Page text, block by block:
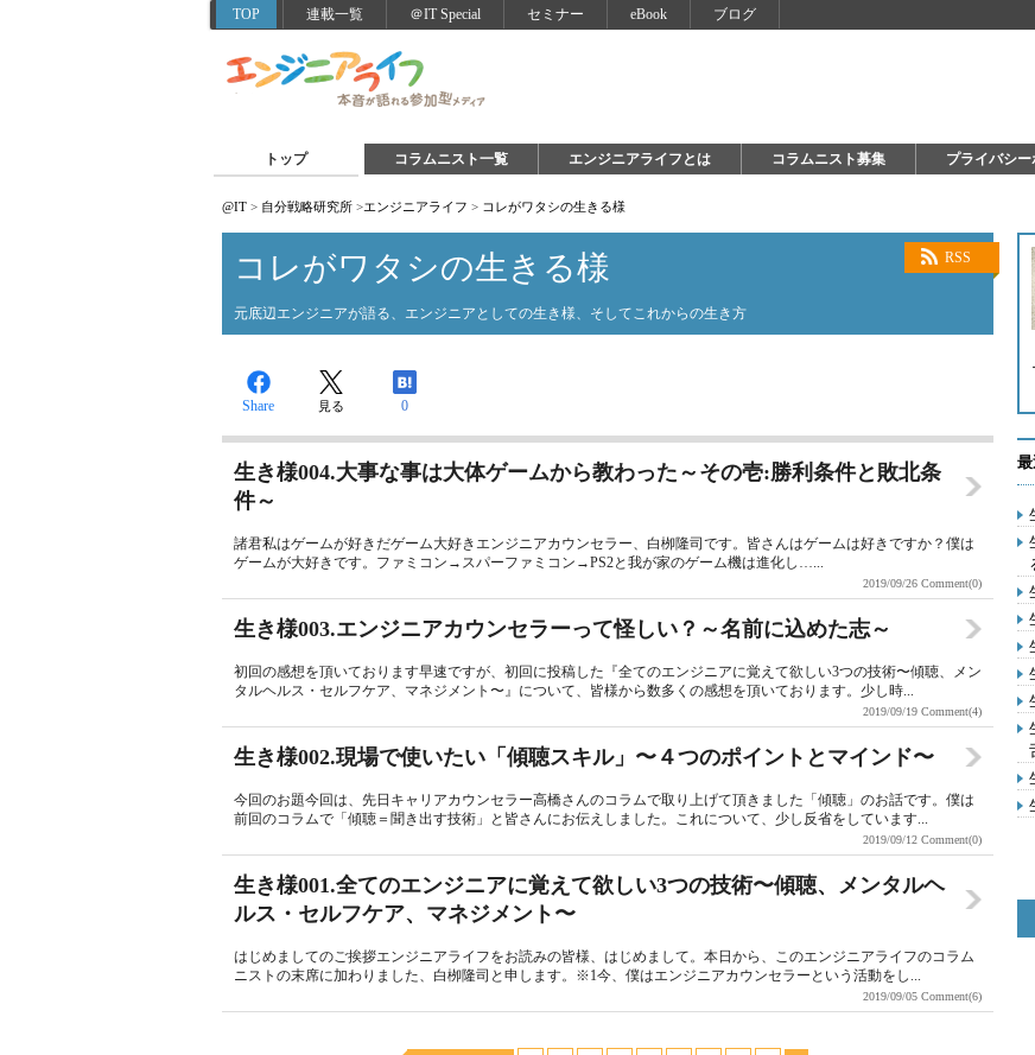
TOP 連載一覧 ＠IT Special セミナー eBook ブログ
トップ コラムニスト一覧 エンジニアライフとは コラムニスト募集 プライバシ
@IT > 自分戦略研究所 >エンジニアライフ > コレがワタシの生きる様
RSS
コレがワタシの生きる様
元底辺エンジニアが語る、エンジニアとしての生き様、そしてこれからの生き方
Share 見る 0
生き様004.大事な事は大体ゲームから教わった～その壱:勝利条件と敗北条
件～
諸君私はゲームが好きだゲーム大好きエンジニアカウンセラー、白栁隆司です。皆さんはゲームは好きですか？僕は
ゲームが大好きです。ファミコン→スパーファミコン→PS2と我が家のゲーム機は進化し…...
2019/09/26 Comment(0)
生き様003.エンジニアカウンセラーって怪しい？～名前に込めた志～
初回の感想を頂いております早速ですが、初回に投稿した『全てのエンジニアに覚えて欲しい3つの技術〜傾聴、メン
タルヘルス・セルフケア、マネジメント〜』について、皆様から数多くの感想を頂いております。少し時...
2019/09/19 Comment(4)
生き様002.現場で使いたい「傾聴スキル」〜４つのポイントとマインド〜
今回のお題今回は、先日キャリアカウンセラー高橋さんのコラムで取り上げて頂きました「傾聴」のお話です。僕は
前回のコラムで「傾聴＝聞き出す技術」と皆さんにお伝えしました。これについて、少し反省をしています...
2019/09/12 Comment(0)
生き様001.全てのエンジニアに覚えて欲しい3つの技術〜傾聴、メンタルヘ
ルス・セルフケア、マネジメント〜
はじめましてのご挨拶エンジニアライフをお読みの皆様、はじめまして。本日から、このエンジニアライフのコラム
ニストの末席に加わりました、白栁隆司と申します。※1今、僕はエンジニアカウンセラーという活動をし...
2019/09/05 Comment(6)